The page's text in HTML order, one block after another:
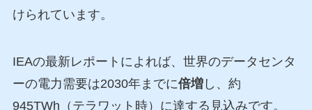
けられています。
IEAの最新レポートによれば、世界のデータセンタ
ーの電力需要は2030年までに倍増し、約
945TWh（テラワット時）に達する見込みです。